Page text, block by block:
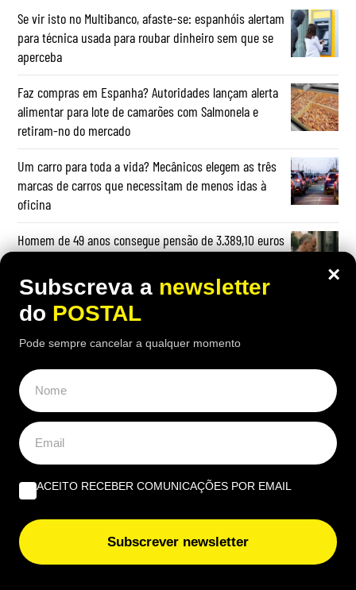
Se vir isto no Multibanco, afaste-se: espanhóis alertam
para técnica usada para roubar dinheiro sem que se
aperceba
Faz compras em Espanha? Autoridades lançam alerta
alimentar para lote de camarões com Salmonela e
retiram-no do mercado
Um carro para toda a vida? Mecânicos elegem as três
marcas de carros que necessitam de menos idas à
oficina
Homem de 49 anos consegue pensão de 3.389,10 euros
reconhecida incapacidade permanente após Segurança
Social a ter recusado: tribunal teve decisão final
por 15 anos de trabalho doméstico: tribunal teve
‘palavra final’
OPINIÃO
Governantes no Algarve: de reino a região transnacional
| Por Virgílio Machado
O que fazer quando tudo arde? Impedir os bombeiros
×
Subscreva a newsletter
do POSTAL
Pode sempre cancelar a qualquer momento
ACEITO RECEBER COMUNICAÇÕES POR EMAIL
Subscrever newsletter